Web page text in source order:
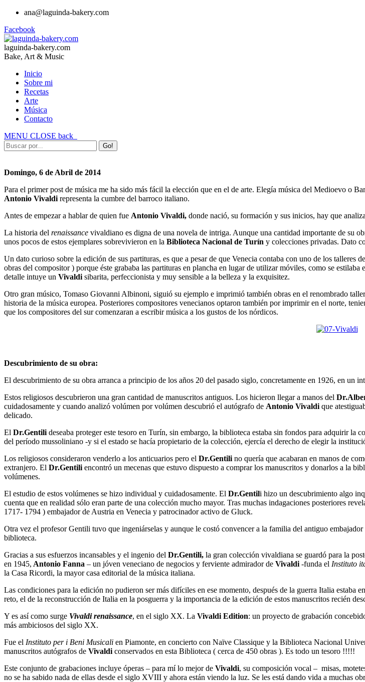
ana@laguinda-bakery.com
Facebook
laguinda-bakery.com
Bake, Art & Music
Inicio
Sobre mi
Recetas
Arte
Música
Contacto
MENU CLOSE back
Domingo, 6 de Abril de 2014
Para el primer post de música me ha sido más fácil la elección que en el de arte. Elegía música del Medioevo o
Antonio Vivaldi representa la cumbre del barroco italiano.
Antes de empezar a hablar de quien fue Antonio Vivaldi, donde nació, su formación y sus inicios, hay que
La historia del renaissance vivaldiano es digna de una novela de intriga. Aunque una cantidad importante de su
unos pocos de estos ejemplares sobrevivieron en la Biblioteca Nacional de Turín y colecciones privadas. Dato
Un dato curioso sobre la edición de sus partituras, es que a pesar de que Venecia contaba con uno de los talleres
obras del compositor ) porque éste grababa las partituras en plancha en lugar de utilizar móviles, como se
detalle intuye un Vivaldi sibarita, perfeccionista y muy sensible a la belleza y la exquisitez.
Otro gran músico, Tomaso Giovanni Albinoni, siguió su ejemplo e imprimió también obras en el renombrado
historia de la música europea. Posteriores compositores venecianos optaron también por imprimir en el norte,
que los compositores del sur comenzaran a escribir música a los gustos de los nórdicos.
Descubrimiento de su obra:
El descubrimiento de su obra arranca a principio de los años 20 del pasado siglo, concretamente en 1926, en un
Estos religiosos descubrieron una gran cantidad de manuscritos antiguos. Los hicieron llegar a manos del
cuidadosamente y cuando analizó volúmen por volúmen descubrió el autógrafo de Antonio Vivaldi que
delicado.
El Dr.Gentili deseaba proteger este tesoro en Turín, sin embargo, la biblioteca estaba sin fondos para adquirir
del período mussoliniano -y si el estado se hacía propietario de la colección, ejercía el derecho de elegir la
Los religiosos consideraron venderlo a los anticuarios pero el Dr.Gentili no quería que acabaran en manos de
extranjero. El Dr.Gentili encontró un mecenas que estuvo dispuesto a comprar los manuscritos y donarlos a la
volúmenes.
El estudio de estos volúmenes se hizo individual y cuidadosamente. El Dr.Gentili hizo un descubrimiento algo
cuenta que en realidad sólo eran parte de una colección mucho mayor. Tras muchas indagaciones posteriores
1717- 1794 ) embajador de Austria en Venecia y patrocinador activo de Gluck.
Otra vez el profesor Gentili tuvo que ingeniárselas y aunque le costó convencer a la familia del antiguo
biblioteca.
Gracias a sus esfuerzos incansables y el ingenio del Dr.Gentili, la gran colección vivaldiana se guardó para la
en 1945, Antonio Fanna – un jóven veneciano de negocios y ferviente admirador de Vivaldi -funda el Instituto
la Casa Ricordi, la mayor casa editorial de la música italiana.
Las condiciones para la edición no pudieron ser más difíciles en ese momento, después de la guerra Italia
reto, el de la reconstrucción de Italia en la posguerra y la importancia de la edición de estos manuscritos recién
Y es así como surge Vivaldi renaissance, en el siglo XX. La Vivaldi Edition: un proyecto de grabación
más ambiciosos del siglo XX.
Fue el Instituto per i Beni Musicali en Piamonte, en concierto con Naïve Classique y la Biblioteca Nacional
manuscritos autógrafos de Vivaldi conservados en esta Biblioteca ( cerca de 450 obras ). Es todo un tesoro !!!!!
Este conjunto de grabaciones incluye óperas – para mí lo mejor de Vivaldi, su composición vocal – misas,
no se ha sabido nada de ellas desde el siglo XVIII y ahora están viendo la luz. Se les está dando vida a muchas